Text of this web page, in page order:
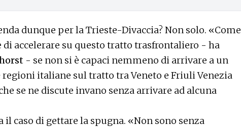
dunque per la Trieste-Divaccia? Non solo. «Come
di accelerare su questo tratto trasfrontaliero - ha
- se non si è capaci nemmeno di arrivare a un
regioni italiane sul tratto tra Veneto e Friuli Venezia
se ne discute invano senza arrivare ad alcuna
il caso di gettare la spugna. «Non sono senza